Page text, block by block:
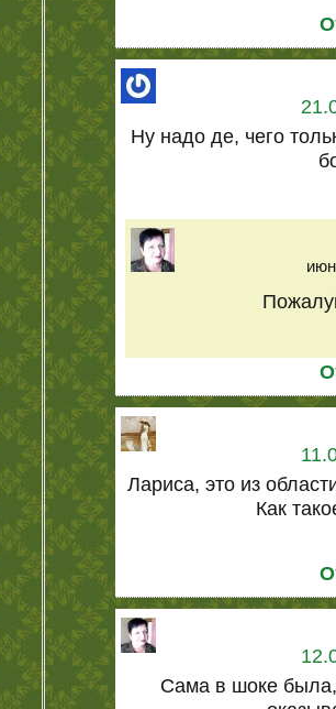
Ну надо де, чего
Лариса, это из
Как
Сама в шоке